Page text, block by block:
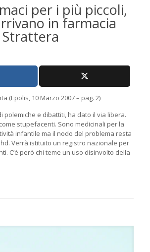
per i più piccoli,
in farmacia
Strattera
(Epolis, 10 Marzo 2007 – pag. 2)
polemiche e dibattiti, ha dato il via libera.
stupefacenti. Sono medicinali per la
infantile ma il nodo del problema resta
Verrà istituito un registro nazionale per
C’è però chi teme un uso disinvolto della